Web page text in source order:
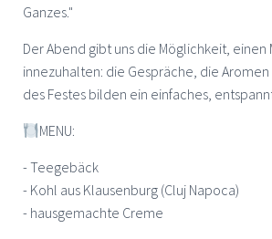
Ganzes."
Der Abend gibt uns die Möglichkeit, einen
innezuhalten: die Gespräche, die
des Festes bilden ein einfaches,
MENU:
- Teegebäck
- Kohl aus Klausenburg (Cluj Napoca)
- hausgemachte Creme